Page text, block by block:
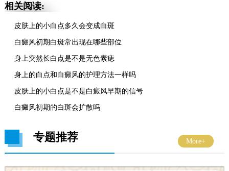
相关阅读:
皮肤上的小白点多久会变成白斑
白癜风初期白斑常出现在哪些部位
身上突然长白点是不是无色素痣
身上的白点和白癜风的护理方法一样吗
皮肤上的小白点是不是白癜风早期的信号
白癜风初期的白斑会扩散吗
专题推荐 More+